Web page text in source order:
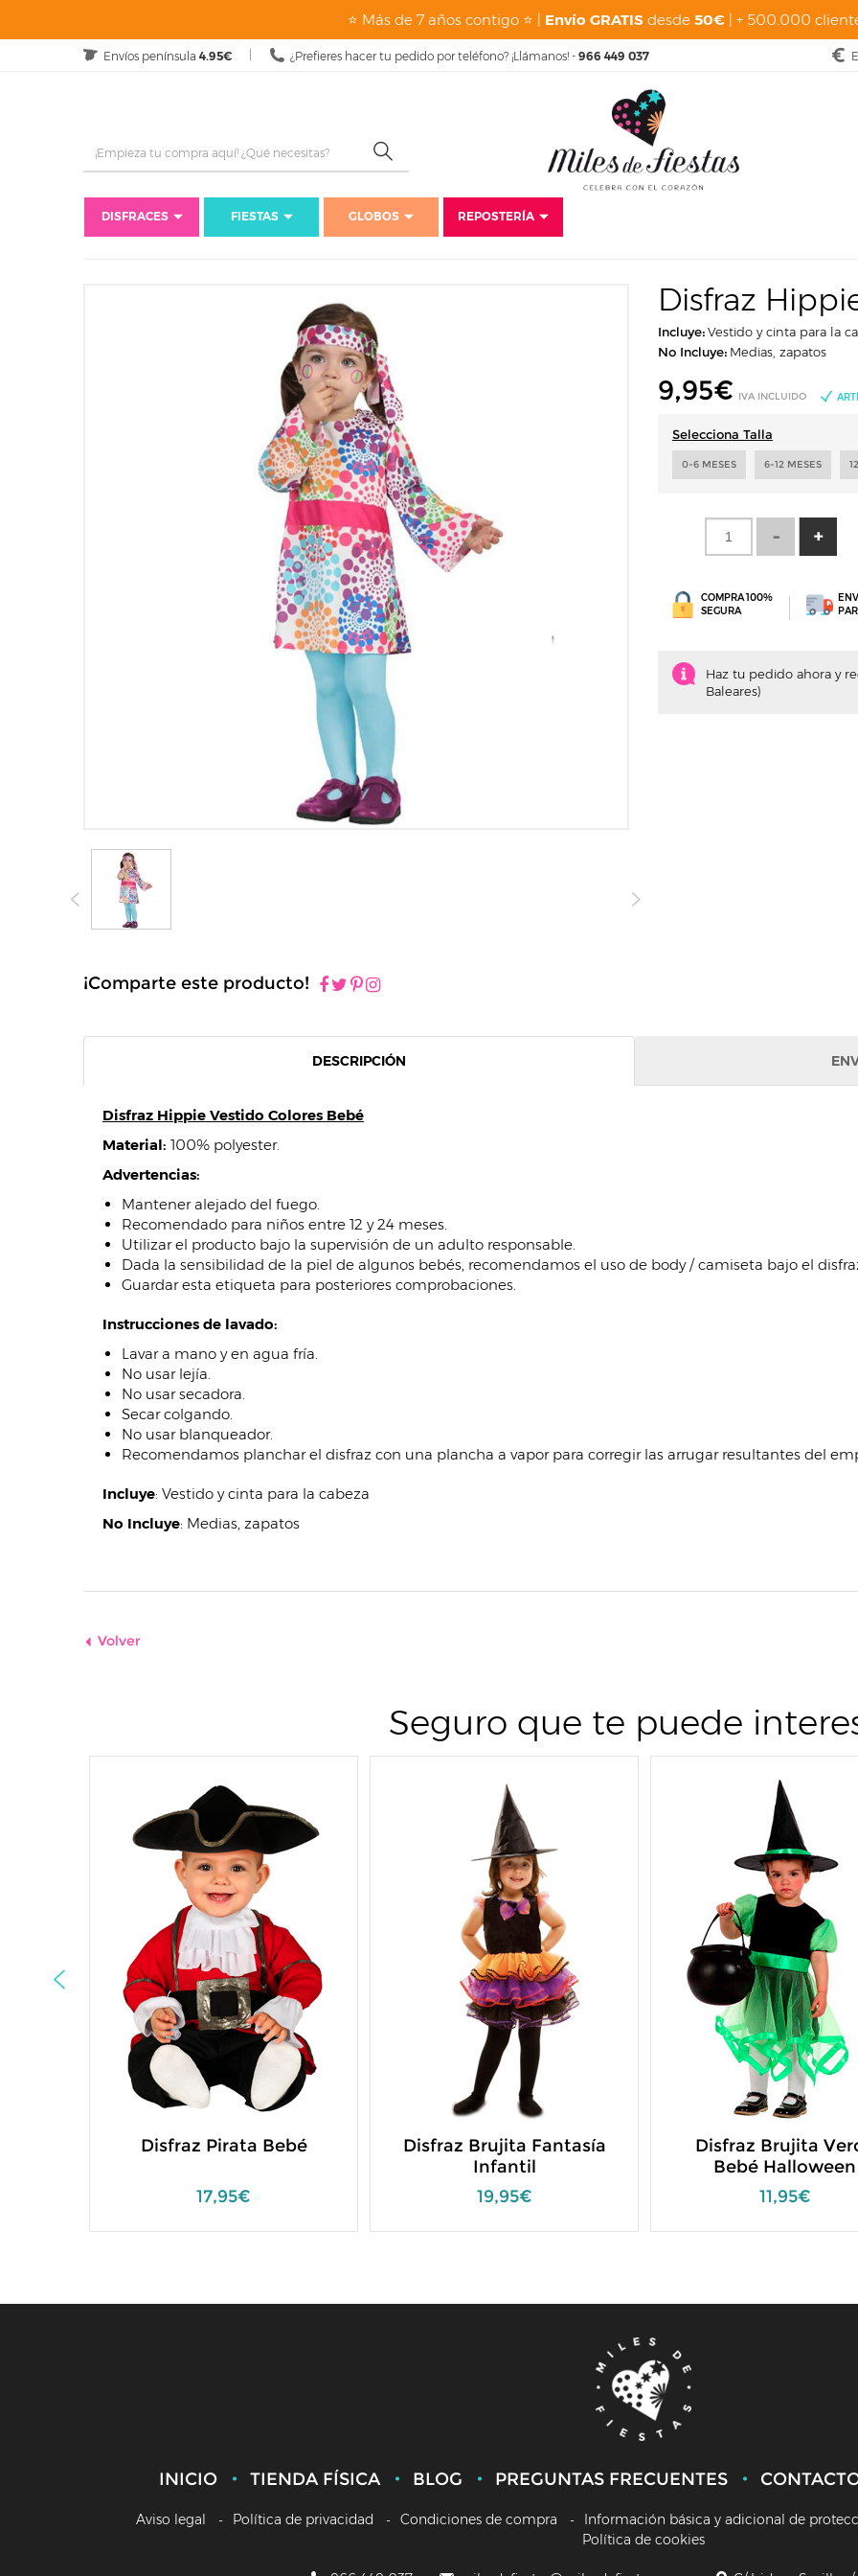
⭐ Más de 7 años contigo ⭐ | Envío GRATIS desde 50€ | + 500.000
Envíos península 4.95€ ¿Prefieres hacer tu pedido por teléfono? ¡Llámanos! - 966 449 037
DISFRACES FIESTAS GLOBOS
REPOSTERÍA
Inicio
Disfraces Baratos
¡Comparte este producto!
Disfraz
Incluye:Vestido y cinta para la
No Incluye: Medias, zapatos
9,95€ IVA INCLUIDO
Selecciona Talla
0-6 MESES 6-12 MESES
COMPRA 100%
SEGURA
Haz tu pedido ahora y
Baleares)
DESCRIPCIÓN
Disfraz Hippie Vestido Colores Bebé
Material: 100% polyester.
Advertencias:
Mantener alejado del fuego.
Recomendado para niños entre 12 y 24 meses.
Utilizar el producto bajo la supervisión de un adulto responsable.
Dada la sensibilidad de la piel de algunos bebés, recomendamos el uso de body / camiseta bajo el
Guardar esta etiqueta para posteriores comprobaciones.
Instrucciones de lavado:
Lavar a mano y en agua fría.
No usar lejía.
No usar secadora.
Secar colgando.
No usar blanqueador.
Recomendamos planchar el disfraz con una plancha a vapor para corregir las arrugar resultantes del
Incluye: Vestido y cinta para la cabeza
No Incluye: Medias, zapatos
Volver
Seguro que te puede
Disfraz Pirata Bebé
17,95€
Disfraz Brujita Fantasía
Infantil
19,95€
Disfraz Brujita
Bebé Halloween
11,95€
INICIO TIENDA FÍSICA BLOG PREGUNTAS FRECUENTES
Aviso legal Política de privacidad Condiciones de compra Información básica y adicional de
Política de cookies